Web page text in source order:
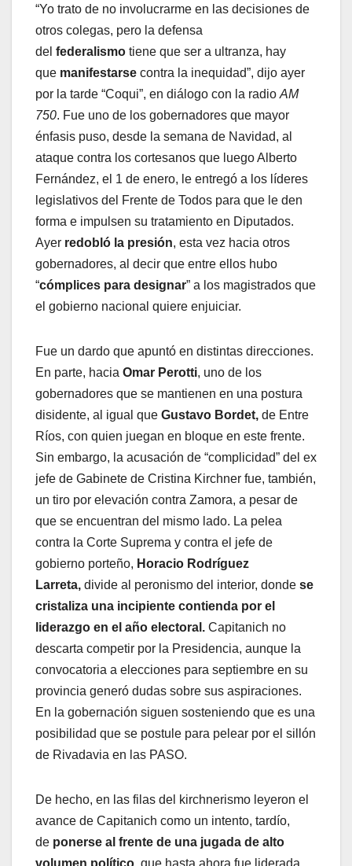
“Yo trato de no involucrarme en las decisiones de
otros colegas, pero la defensa
del federalismo tiene que ser a ultranza, hay
que manifestarse contra la inequidad”, dijo ayer
por la tarde “Coqui”, en diálogo con la radio AM
750. Fue uno de los gobernadores que mayor
énfasis puso, desde la semana de Navidad, al
ataque contra los cortesanos que luego Alberto
Fernández, el 1 de enero, le entregó a los líderes
legislativos del Frente de Todos para que le den
forma e impulsen su tratamiento en Diputados.
Ayer redobló la presión, esta vez hacia otros
gobernadores, al decir que entre ellos hubo
“cómplices para designar” a los magistrados que
el gobierno nacional quiere enjuiciar.
Fue un dardo que apuntó en distintas direcciones.
En parte, hacia Omar Perotti, uno de los
gobernadores que se mantienen en una postura
disidente, al igual que Gustavo Bordet, de Entre
Ríos, con quien juegan en bloque en este frente.
Sin embargo, la acusación de “complicidad” del ex
jefe de Gabinete de Cristina Kirchner fue, también,
un tiro por elevación contra Zamora, a pesar de
que se encuentran del mismo lado. La pelea
contra la Corte Suprema y contra el jefe de
gobierno porteño, Horacio Rodríguez
Larreta, divide al peronismo del interior, donde se
cristaliza una incipiente contienda por el
liderazgo en el año electoral. Capitanich no
descarta competir por la Presidencia, aunque la
convocatoria a elecciones para septiembre en su
provincia generó dudas sobre sus aspiraciones.
En la gobernación siguen sosteniendo que es una
posibilidad que se postule para pelear por el sillón
de Rivadavia en las PASO.
De hecho, en las filas del kirchnerismo leyeron el
avance de Capitanich como un intento, tardío,
de ponerse al frente de una jugada de alto